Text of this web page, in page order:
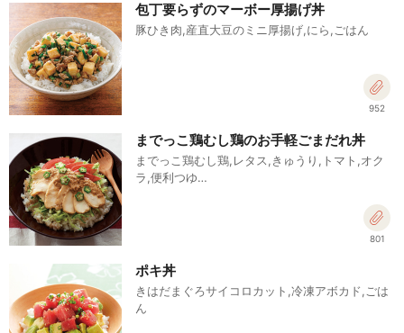
包丁要らずのマーボー厚揚げ丼
豚ひき肉,産直大豆のミニ厚揚げ,にら,ごはん
952
までっこ鶏むし鶏のお手軽ごまだれ丼
までっこ鶏むし鶏,レタス,きゅうり,トマト,オク
ラ,便利つゆ…
801
ポキ丼
きはだまぐろサイコロカット,冷凍アボカド,ごは
ん